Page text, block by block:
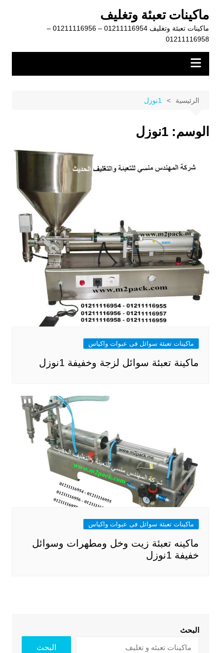
المحتوى
ماكينات تعبئة وتغليف
ماكينات تعبئة وتغليف 01211116954 – 01211116956 –
01211116958
الرئيسية 1نوزل
الوسم: 1نوزل
ماكينات تعبئة سوائل فى عبوات واكياس
ماكينة تعبئة سوائل لزجة وخفيفة 1نوزل
ماكينات تعبئة سوائل فى عبوات واكياس
ماكينه تعبئة زيت وخل ومطهرات وسوائل
خفيفة 1نوزل
البحث
البحث